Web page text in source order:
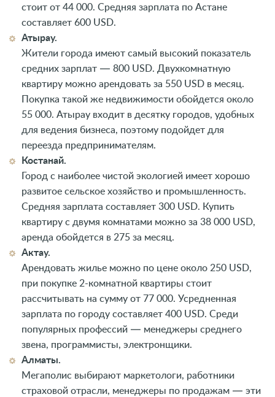
стоит от 44 000. Средняя зарплата по Астане
составляет 600 USD.
Атырау.
Жители города имеют самый высокий показатель
средних зарплат — 800 USD. Двухкомнатную
квартиру можно арендовать за 550 USD в месяц.
Покупка такой же недвижимости обойдется около
55 000. Атырау входит в десятку городов, удобных
для ведения бизнеса, поэтому подойдет для
переезда предпринимателям.
Костанай.
Город с наиболее чистой экологией имеет хорошо
развитое сельское хозяйство и промышленность.
Средняя зарплата составляет 300 USD. Купить
квартиру с двумя комнатами можно за 38 000 USD,
аренда обойдется в 275 за месяц.
Актау.
Арендовать жилье можно по цене около 250 USD,
при покупке 2-комнатной квартиры стоит
рассчитывать на сумму от 77 000. Усредненная
зарплата по городу составляет 400 USD. Среди
популярных профессий — менеджеры среднего
звена, программисты, электронщики.
Алматы.
Мегаполис выбирают маркетологи, работники
страховой отрасли, менеджеры по продажам — эти